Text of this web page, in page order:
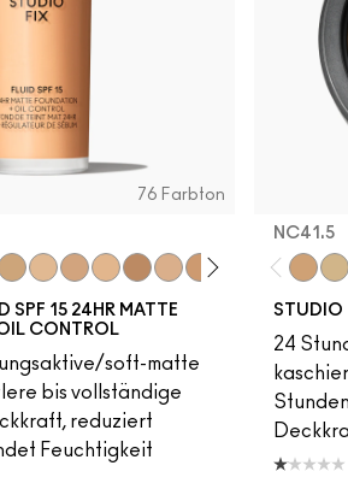
76 Farbton
SPF 15 24HR MATTE
CONTROL
soft-matte
bis vollständige
reduziert
Feuchtigkeit
NC41.5
STUDIO
24